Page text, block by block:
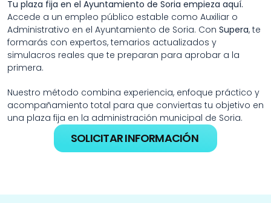
Accede a un empleo público estable como Auxiliar o
Administrativo en el Ayuntamiento de Soria. Con Supera, te
formarás con expertos, temarios actualizados y
simulacros reales que te preparan para aprobar a la
primera.
Nuestro método combina experiencia, enfoque práctico y
acompañamiento total para que conviertas tu objetivo en
una plaza fija en la administración municipal de Soria.
SOLICITAR INFORMACIÓN